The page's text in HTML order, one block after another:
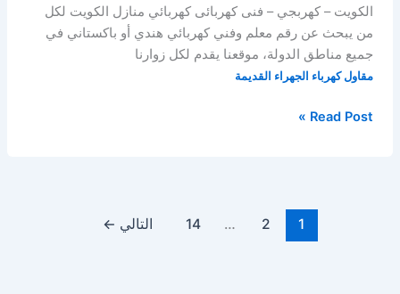
الكويت – كهربجي – فنى كهربائى كهربائي منازل الكويت لكل
من يبحث عن رقم معلم وفني كهربائي هندي أو باكستاني في
جميع مناطق الدولة، موقعنا يقدم لكل زوارنا
مقاول كهرباء الجهراء القديمة
مقاول
Read Post »
1
2
…
14 التالي ←